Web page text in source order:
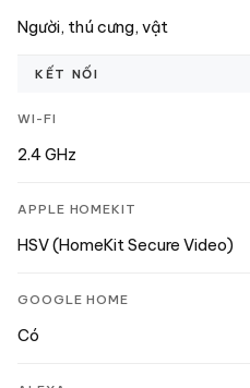
Người, thú cưng, vật
KẾT NỐI
WI-FI
2.4 GHz
APPLE HOMEKIT
HSV (HomeKit Secure Video)
GOOGLE HOME
Có